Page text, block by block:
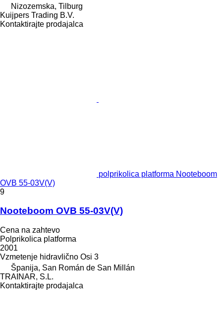
Nizozemska, Tilburg
Kuijpers Trading B.V.
Kontaktirajte prodajalca
polprikolica platforma Nooteboom
OVB 55-03V(V)
9
Nooteboom OVB 55-03V(V)
Cena na zahtevo
Polprikolica platforma
2001
Vzmetenje hidravlično Osi 3
Španija, San Román de San Millán
TRAINAR, S.L.
Kontaktirajte prodajalca